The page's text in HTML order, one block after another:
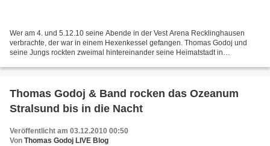
Wer am 4. und 5.12.10 seine Abende in der Vest Arena Recklinghausen
verbrachte, der war in einem Hexenkessel gefangen. Thomas Godoj und
seine Jungs rockten zweimal hintereinander seine Heimatstadt in
Thomas Godoj & Band rocken das Ozeanum
Stralsund bis in die Nacht
Veröffentlicht am 03.12.2010 00:50
Von Thomas Godoj LIVE Blog